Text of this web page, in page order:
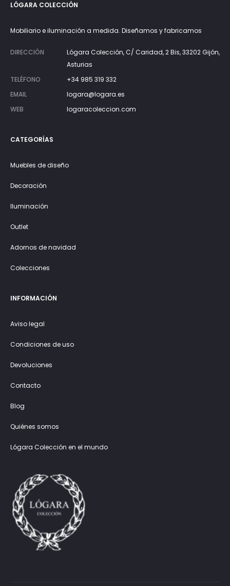
LÓGARA COLECCIÓN
Mobiliario e iluminación a medida. Diseñamos y fabricamos
DIRECCIÓN
Lógara Colección, C/ Caridad, 2 Bis, 33202 Gijón,
Asturias
TELÉFONO
+34 985 319 332
EMAIL
logara@logara.es
WEB
logaracoleccion.com
CATEGORÍAS
Muebles de diseño
Decoración
Iluminación
Outlet
Adornos de navidad
Colecciones
INFORMACIÓN
Aviso legal
Condiciones de uso
Devoluciones
Contacto
Blog
Quiénes somos
Lógara Colección en el mundo